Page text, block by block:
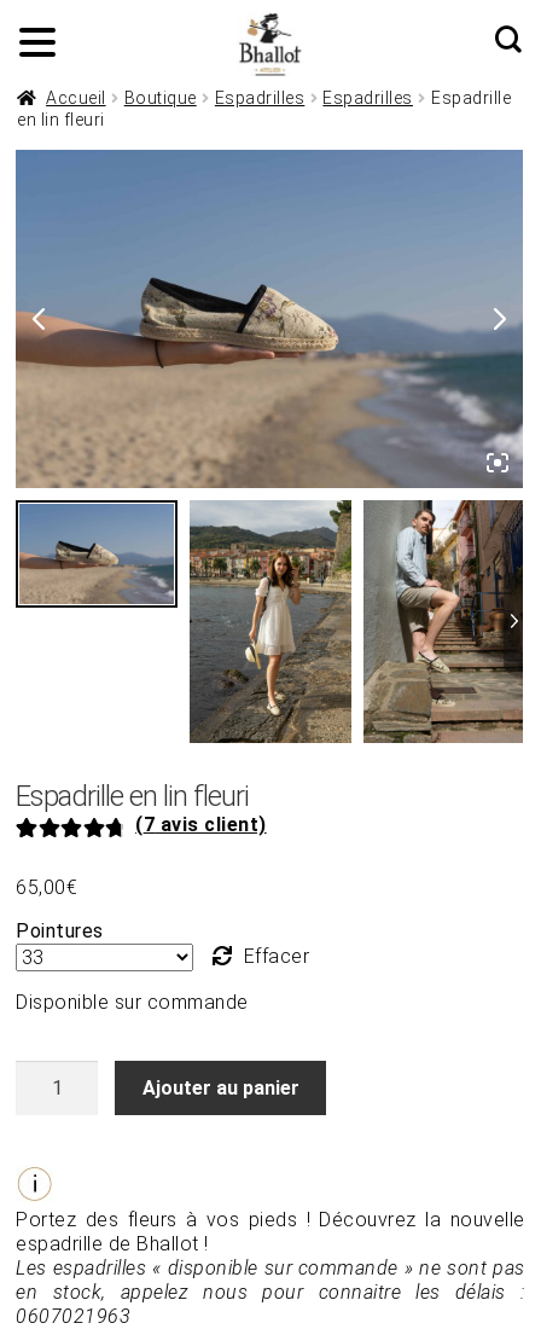
Accueil Boutique Espadrilles Espadrilles
Espadrille
en lin fleuri
Espadrille en lin fleuri
sur 5 basé
notations
client
(7 avis client)
65,00€
Pointures
Effacer
Disponible sur commande
lin
fleuri
Ajouter au panier
Portez des fleurs à vos pieds ! Découvrez la nouvelle
espadrille de Bhallot !
Les espadrilles « disponible sur commande » ne sont pas
en stock, appelez nous pour connaitre les délais :
0607021963